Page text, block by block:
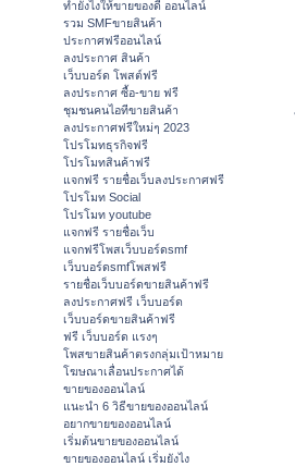
ทํายังไงให้ขายของดี ออนไลน์
รวม SMFขายสินค้า
ประกาศฟรีออนไลน์
ลงประกาศ สินค้า
เว็บบอร์ด โพสต์ฟรี
ลงประกาศ ซื้อ-ขาย ฟรี
ชุมชนคนไอทีขายสินค้า
ลงประกาศฟรีใหม่ๆ 2023
โปรโมทธุรกิจฟรี
โปรโมทสินค้าฟรี
แจกฟรี รายชื่อเว็บลงประกาศฟรี
โปรโมท Social
โปรโมท youtube
แจกฟรี รายชื่อเว็บ
แจกฟรีโพสเว็บบอร์ดsmf
เว็บบอร์ดsmfโพสฟรี
รายชื่อเว็บบอร์ดขายสินค้าฟรี
ลงประกาศฟรี เว็บบอร์ด
เว็บบอร์ดขายสินค้าฟรี
ฟรี เว็บบอร์ด แรงๆ
โพสขายสินค้าตรงกลุ่มเป้าหมาย
โฆษณาเลื่อนประกาศได้
ขายของออนไลน์
แนะนำ 6 วิธีขายของออนไลน์
อยากขายของออนไลน์
เริ่มต้นขายของออนไลน์
ขายของออนไลน์ เริ่มยังไง